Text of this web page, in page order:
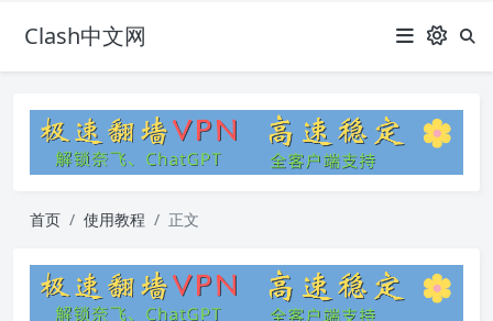
Clash中文网
首页 使用教程 正文